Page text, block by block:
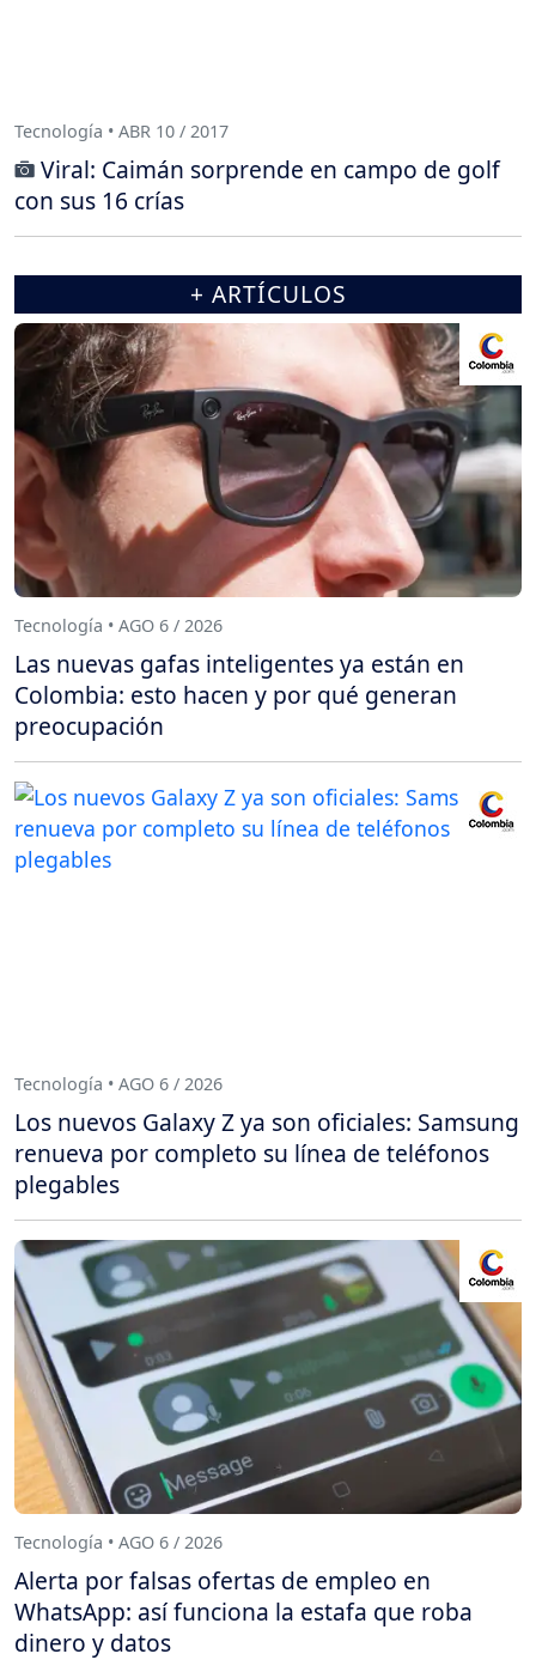
Tecnología • ABR 10 / 2017
Viral: Caimán sorprende en campo de golf
con sus 16 crías
+ ARTÍCULOS
Tecnología • AGO 6 / 2026
Las nuevas gafas inteligentes ya están en
Colombia: esto hacen y por qué generan
preocupación
Tecnología • AGO 6 / 2026
Los nuevos Galaxy Z ya son oficiales: Samsung
renueva por completo su línea de teléfonos
plegables
Tecnología • AGO 6 / 2026
Alerta por falsas ofertas de empleo en
WhatsApp: así funciona la estafa que roba
dinero y datos